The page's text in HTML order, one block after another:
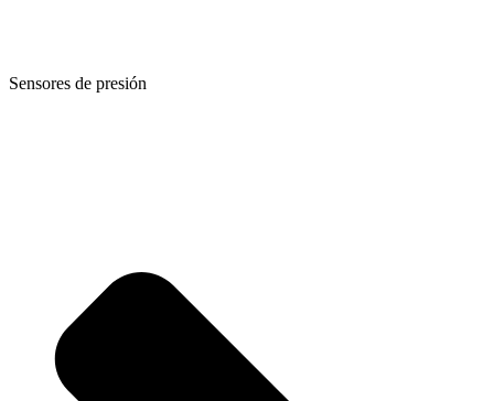
Sensores de presión